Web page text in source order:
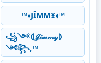
™♦JÎMM¥♦™
꧁༺⦇𝒥𝒾𝓂𝓂𝓎⦈
༺꧂,™